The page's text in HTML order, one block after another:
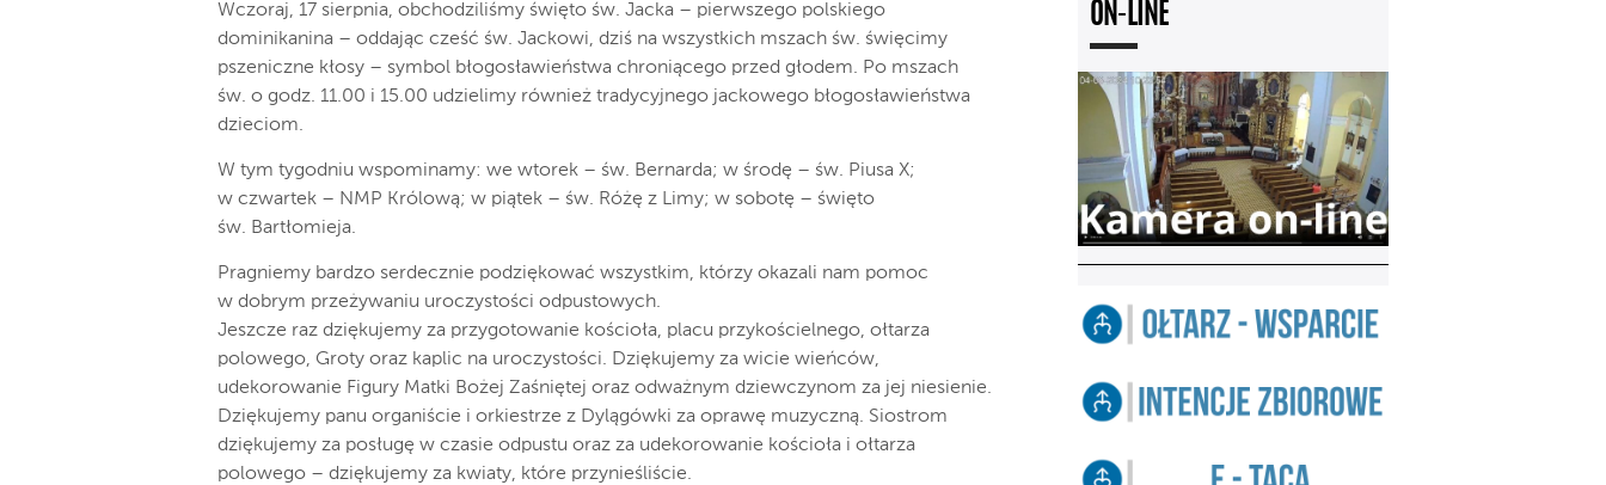
Wczoraj, 17 sierpnia, obchodziliśmy święto św. Jacka – pierwszego polskiego
dominikanina – oddając cześć św. Jackowi, dziś na wszystkich mszach św. święcimy
pszeniczne kłosy – symbol błogosławieństwa chroniącego przed głodem. Po mszach
św. o godz. 11.00 i 15.00 udzielimy również tradycyjnego jackowego błogosławieństwa
dzieciom.
W tym tygodniu wspominamy: we wtorek – św. Bernarda; w środę – św. Piusa X;
w czwartek – NMP Królową; w piątek – św. Różę z Limy; w sobotę – święto
św. Bartłomieja.
Pragniemy bardzo serdecznie podziękować wszystkim, którzy okazali nam pomoc
w dobrym przeżywaniu uroczystości odpustowych.
Jeszcze raz dziękujemy za przygotowanie kościoła, placu przykościelnego, ołtarza
polowego, Groty oraz kaplic na uroczystości. Dziękujemy za wicie wieńców,
udekorowanie Figury Matki Bożej Zaśniętej oraz odważnym dziewczynom za jej niesienie.
Dziękujemy panu organiście i orkiestrze z Dylągówki za oprawę muzyczną. Siostrom
dziękujemy za posługę w czasie odpustu oraz za udekorowanie kościoła i ołtarza
polowego – dziękujemy za kwiaty, które przynieśliście.
ON-LINE